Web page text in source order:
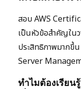
สอบ AWS
เป็นหัวข้อสำคัญใน
ประสิทธิภาพมากขึ้
Server
ทำไมต้องเรียน